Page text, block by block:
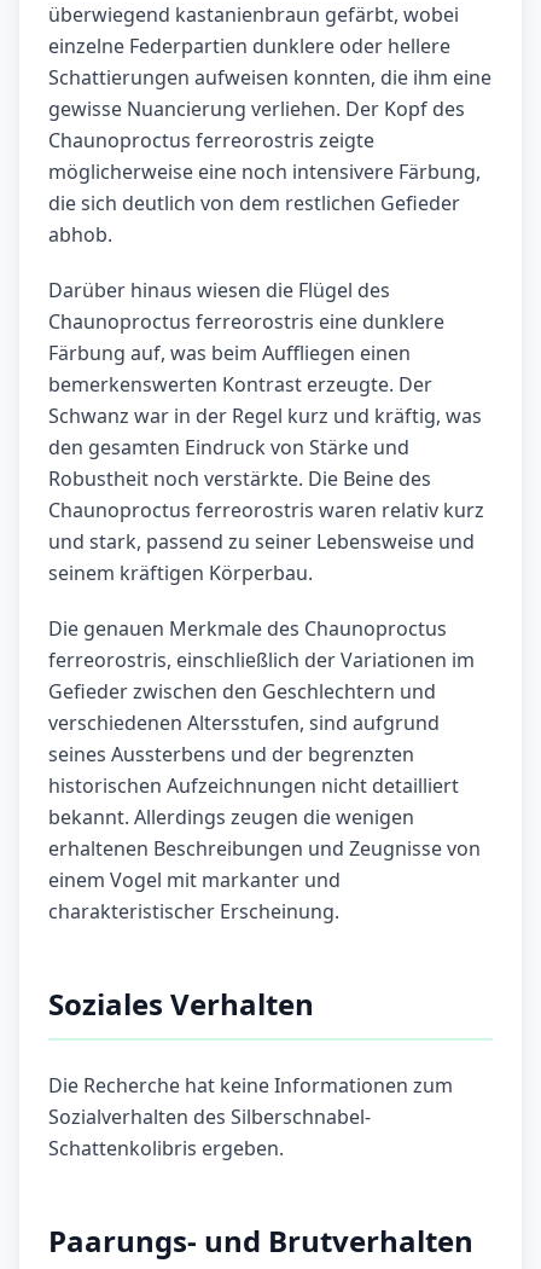
überwiegend kastanienbraun gefärbt, wobei
einzelne Federpartien dunklere oder hellere
Schattierungen aufweisen konnten, die ihm eine
gewisse Nuancierung verliehen. Der Kopf des
Chaunoproctus ferreorostris zeigte
möglicherweise eine noch intensivere Färbung,
die sich deutlich von dem restlichen Gefieder
abhob.
Darüber hinaus wiesen die Flügel des
Chaunoproctus ferreorostris eine dunklere
Färbung auf, was beim Auffliegen einen
bemerkenswerten Kontrast erzeugte. Der
Schwanz war in der Regel kurz und kräftig, was
den gesamten Eindruck von Stärke und
Robustheit noch verstärkte. Die Beine des
Chaunoproctus ferreorostris waren relativ kurz
und stark, passend zu seiner Lebensweise und
seinem kräftigen Körperbau.
Die genauen Merkmale des Chaunoproctus
ferreorostris, einschließlich der Variationen im
Gefieder zwischen den Geschlechtern und
verschiedenen Altersstufen, sind aufgrund
seines Aussterbens und der begrenzten
historischen Aufzeichnungen nicht detailliert
bekannt. Allerdings zeugen die wenigen
erhaltenen Beschreibungen und Zeugnisse von
einem Vogel mit markanter und
charakteristischer Erscheinung.
Soziales Verhalten
Die Recherche hat keine Informationen zum
Sozialverhalten des Silberschnabel-
Schattenkolibris ergeben.
Paarungs- und Brutverhalten